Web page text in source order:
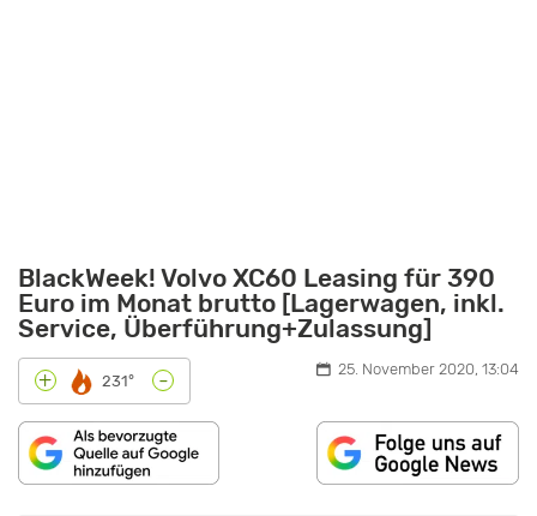
BlackWeek! Volvo XC60 Leasing für 390
Euro im Monat brutto [Lagerwagen, inkl.
Service, Überführung+Zulassung]
+ 231° - 25. November 2020, 13:04